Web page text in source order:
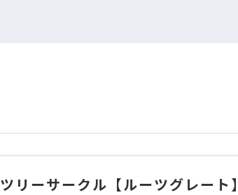
ツリーサークル【ルーツグレート】